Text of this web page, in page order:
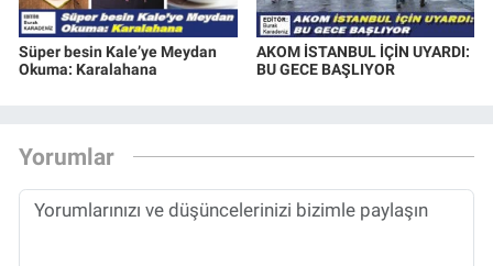
Süper besin Kale’ye Meydan
Okuma: Karalahana
AKOM İSTANBUL İÇİN UYARDI:
BU GECE BAŞLIYOR
Yorumlar